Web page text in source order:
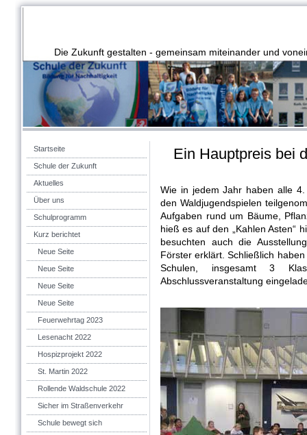
Die Zukunft gestalten - gemeinsam miteinander und
Startseite
Schule der Zukunft
Aktuelles
Über uns
Schulprogramm
Kurz berichtet
Neue Seite
Neue Seite
Neue Seite
Neue Seite
Feuerwehrtag 2023
Lesenacht 2022
Hospizprojekt 2022
St. Martin 2022
Rollende Waldschule 2022
Sicher im Straßenverkehr
Schule bewegt sich
Ein Hauptpreis bei
Wie in jedem Jahr haben alle
den Waldjugendspielen
Aufgaben rund um Bäume,
hieß es auf den „Kahlen Asten“
besuchten auch die
Förster erklärt. Schließlich
Schulen, insgesamt 3
Abschlussveranstaltung